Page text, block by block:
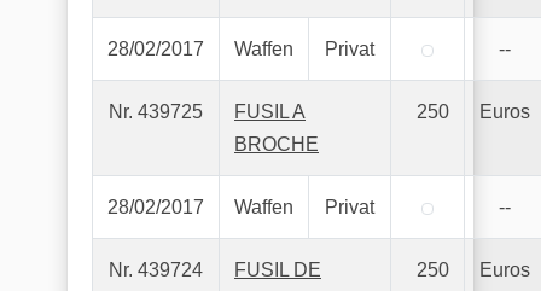
28/02/2017 Waffen Privat --
Nr. 439725
FUSIL A
BROCHE
250 Euros
28/02/2017 Waffen Privat --
Nr. 439724
FUSIL DE
250 Euros